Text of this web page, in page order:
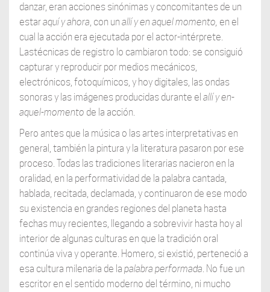
danzar, eran acciones sinónimas y concomitantes de un
estaraquí y ahora , con un allí y en aquel momento, en el
cual la acción era ejecutada por el actor-intérprete.
Lastécnicas de registro lo cambiaron todo: se consiguió
capturar y reproducir por medios mecánicos,
electrónicos, fotoquímicos, y hoy digitales, las ondas
sonoras y las imágenes producidas durante el allí y en-
aquel-momento de la acción.
Pero antes que la música o las artes interpretativas en
general, también la pintura y la literatura pasaron por ese
proceso. Todas las tradiciones literarias nacieron en la
oralidad, en la performatividad de la palabra cantada,
hablada, recitada, declamada, y continuaron de ese modo
su existencia en grandes regiones del planeta hasta
fechas muy recientes, llegando a sobrevivir hasta hoy al
interior de algunas culturas en que la tradición oral
continúa viva y operante. Homero, si existió, perteneció a
esa cultura milenaria de la palabra performada . No fue un
escritor en el sentido moderno del término, ni mucho